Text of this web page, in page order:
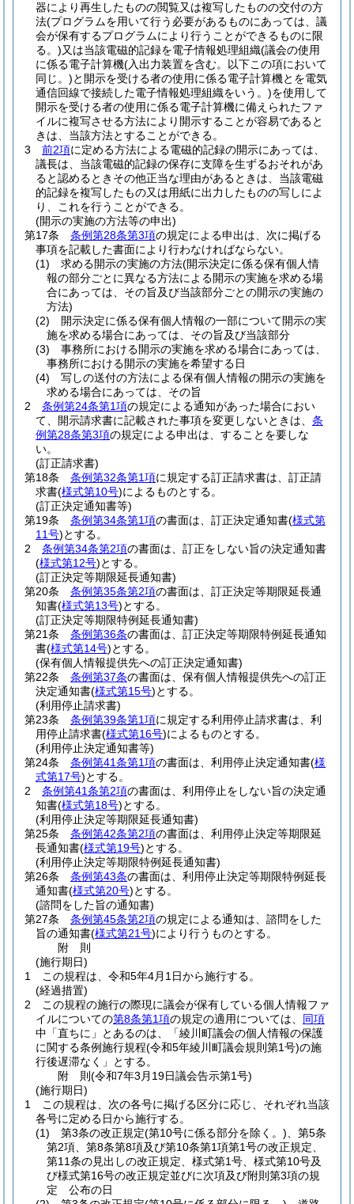
器により再生したものの閲覧又は複写したものの交付の方
法(プログラムを用いて行う必要があるものにあっては、議
会が保有するプログラムにより行うことができるものに限
る。)又は当該電磁的記録を電子情報処理組織(議会の使用
に係る電子計算機(入出力装置を含む。以下この項において
同じ。)と開示を受ける者の使用に係る電子計算機とを電気
通信回線で接続した電子情報処理組織をいう。)を使用して
開示を受ける者の使用に係る電子計算機に備えられたファ
イルに複写させる方法により開示することが容易であると
きは、当該方法とすることができる。
3
前2項に定める方法による電磁的記録の開示にあっては、
議長は、当該電磁的記録の保存に支障を生ずるおそれがあ
ると認めるときその他正当な理由があるときは、当該電磁
的記録を複写したもの又は用紙に出力したものの写しによ
り、これを行うことができる。
(開示の実施の方法等の申出)
第17条
条例第28条第3項の規定による申出は、次に掲げる
事項を記載した書面により行わなければならない。
(1)
求める開示の実施の方法(開示決定に係る保有個人情
報の部分ごとに異なる方法による開示の実施を求める場
合にあっては、その旨及び当該部分ごとの開示の実施の
方法)
(2)
開示決定に係る保有個人情報の一部について開示の実
施を求める場合にあっては、その旨及び当該部分
(3)
事務所における開示の実施を求める場合にあっては、
事務所における開示の実施を希望する日
(4)
写しの送付の方法による保有個人情報の開示の実施を
求める場合にあっては、その旨
2
条例第24条第1項の規定による通知があった場合におい
て、開示請求書に記載された事項を変更しないときは、 条
例第28条第3項の規定による申出は、することを要しな
い。
(訂正請求書)
第18条
条例第32条第1項に規定する訂正請求書は、訂正請
求書(様式第10号)によるものとする。
(訂正決定通知書等)
第19条
条例第34条第1項の書面は、訂正決定通知書(様式第
11号)とする。
2
条例第34条第2項の書面は、訂正をしない旨の決定通知書
(様式第12号)とする。
(訂正決定等期限延長通知書)
第20条
条例第35条第2項の書面は、訂正決定等期限延長通
知書(様式第13号)とする。
(訂正決定等期限特例延長通知書)
第21条
条例第36条の書面は、訂正決定等期限特例延長通知
書(様式第14号)とする。
(保有個人情報提供先への訂正決定通知書)
第22条
条例第37条の書面は、保有個人情報提供先への訂正
決定通知書(様式第15号)とする。
(利用停止請求書)
第23条
条例第39条第1項に規定する利用停止請求書は、利
用停止請求書(様式第16号)によるものとする。
(利用停止決定通知書等)
第24条
条例第41条第1項の書面は、利用停止決定通知書(様
式第17号)とする。
2
条例第41条第2項の書面は、利用停止をしない旨の決定通
知書(様式第18号)とする。
(利用停止決定等期限延長通知書)
第25条
条例第42条第2項の書面は、利用停止決定等期限延
長通知書(様式第19号)とする。
(利用停止決定等期限特例延長通知書)
第26条
条例第43条の書面は、利用停止決定等期限特例延長
通知書(様式第20号)とする。
(諮問をした旨の通知書)
第27条
条例第45条第2項の規定による通知は、諮問をした
旨の通知書(様式第21号)により行うものとする。
附 則
(施行期日)
1
この規程は、令和5年4月1日から施行する。
(経過措置)
2
この規程の施行の際現に議会が保有している個人情報ファ
イルについての第8条第1項の規定の適用については、 同項
中「直ちに」とあるのは、「綾川町議会の個人情報の保護
に関する条例施行規程(令和5年綾川町議会規則第1号)の施
行後遅滞なく」とする。
附 則(令和7年3月19日議会告示第1号)
(施行期日)
1
この規程は、次の各号に掲げる区分に応じ、それぞれ当該
各号に定める日から施行する。
(1)
第3条の改正規定(第10号に係る部分を除く。) 、第5条
第2項、第8条第8項及び第10条第1項第1号の改正規定、
第11条の見出しの改正規定、様式第1号、様式第10号及
び様式第16号の改正規定並びに次項及び附則第3項の規
定 公布の日